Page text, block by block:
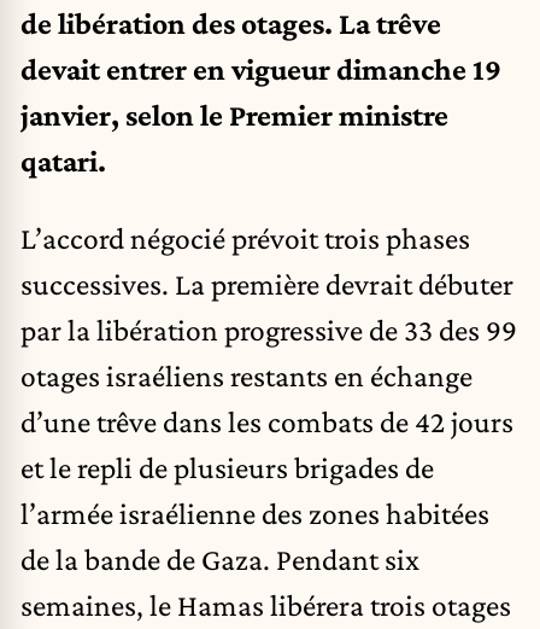
de libération des otages. La trêve
devait entrer en vigueur dimanche 19
janvier, selon le Premier ministre
qatari.
L’accord négocié prévoit trois phases
successives. La première devrait débuter
par la libération progressive de 33 des 99
otages israéliens restants en échange
d’une trêve dans les combats de 42 jours
et le repli de plusieurs brigades de
l’armée israélienne des zones habitées
de la bande de Gaza. Pendant six
semaines, le Hamas libérera trois otages